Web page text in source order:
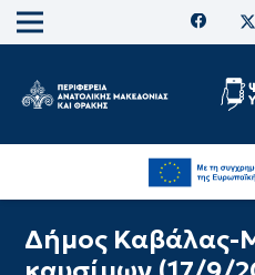
Δήμος Καβάλας-